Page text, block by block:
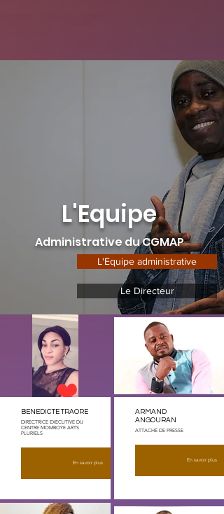
L'Equipe
Administrative du CGMAP
L'Equipe administrative
Le Directeur
BENEDICTE TRAORE
DIRECTRICE EXECUTIVE DU
CENTRE MOMBOYE ARTS
PLURIELS
En savoir plus
ARMAND
ANGOURAN
ATTACHÉ DE PRESSE
En savoir plus